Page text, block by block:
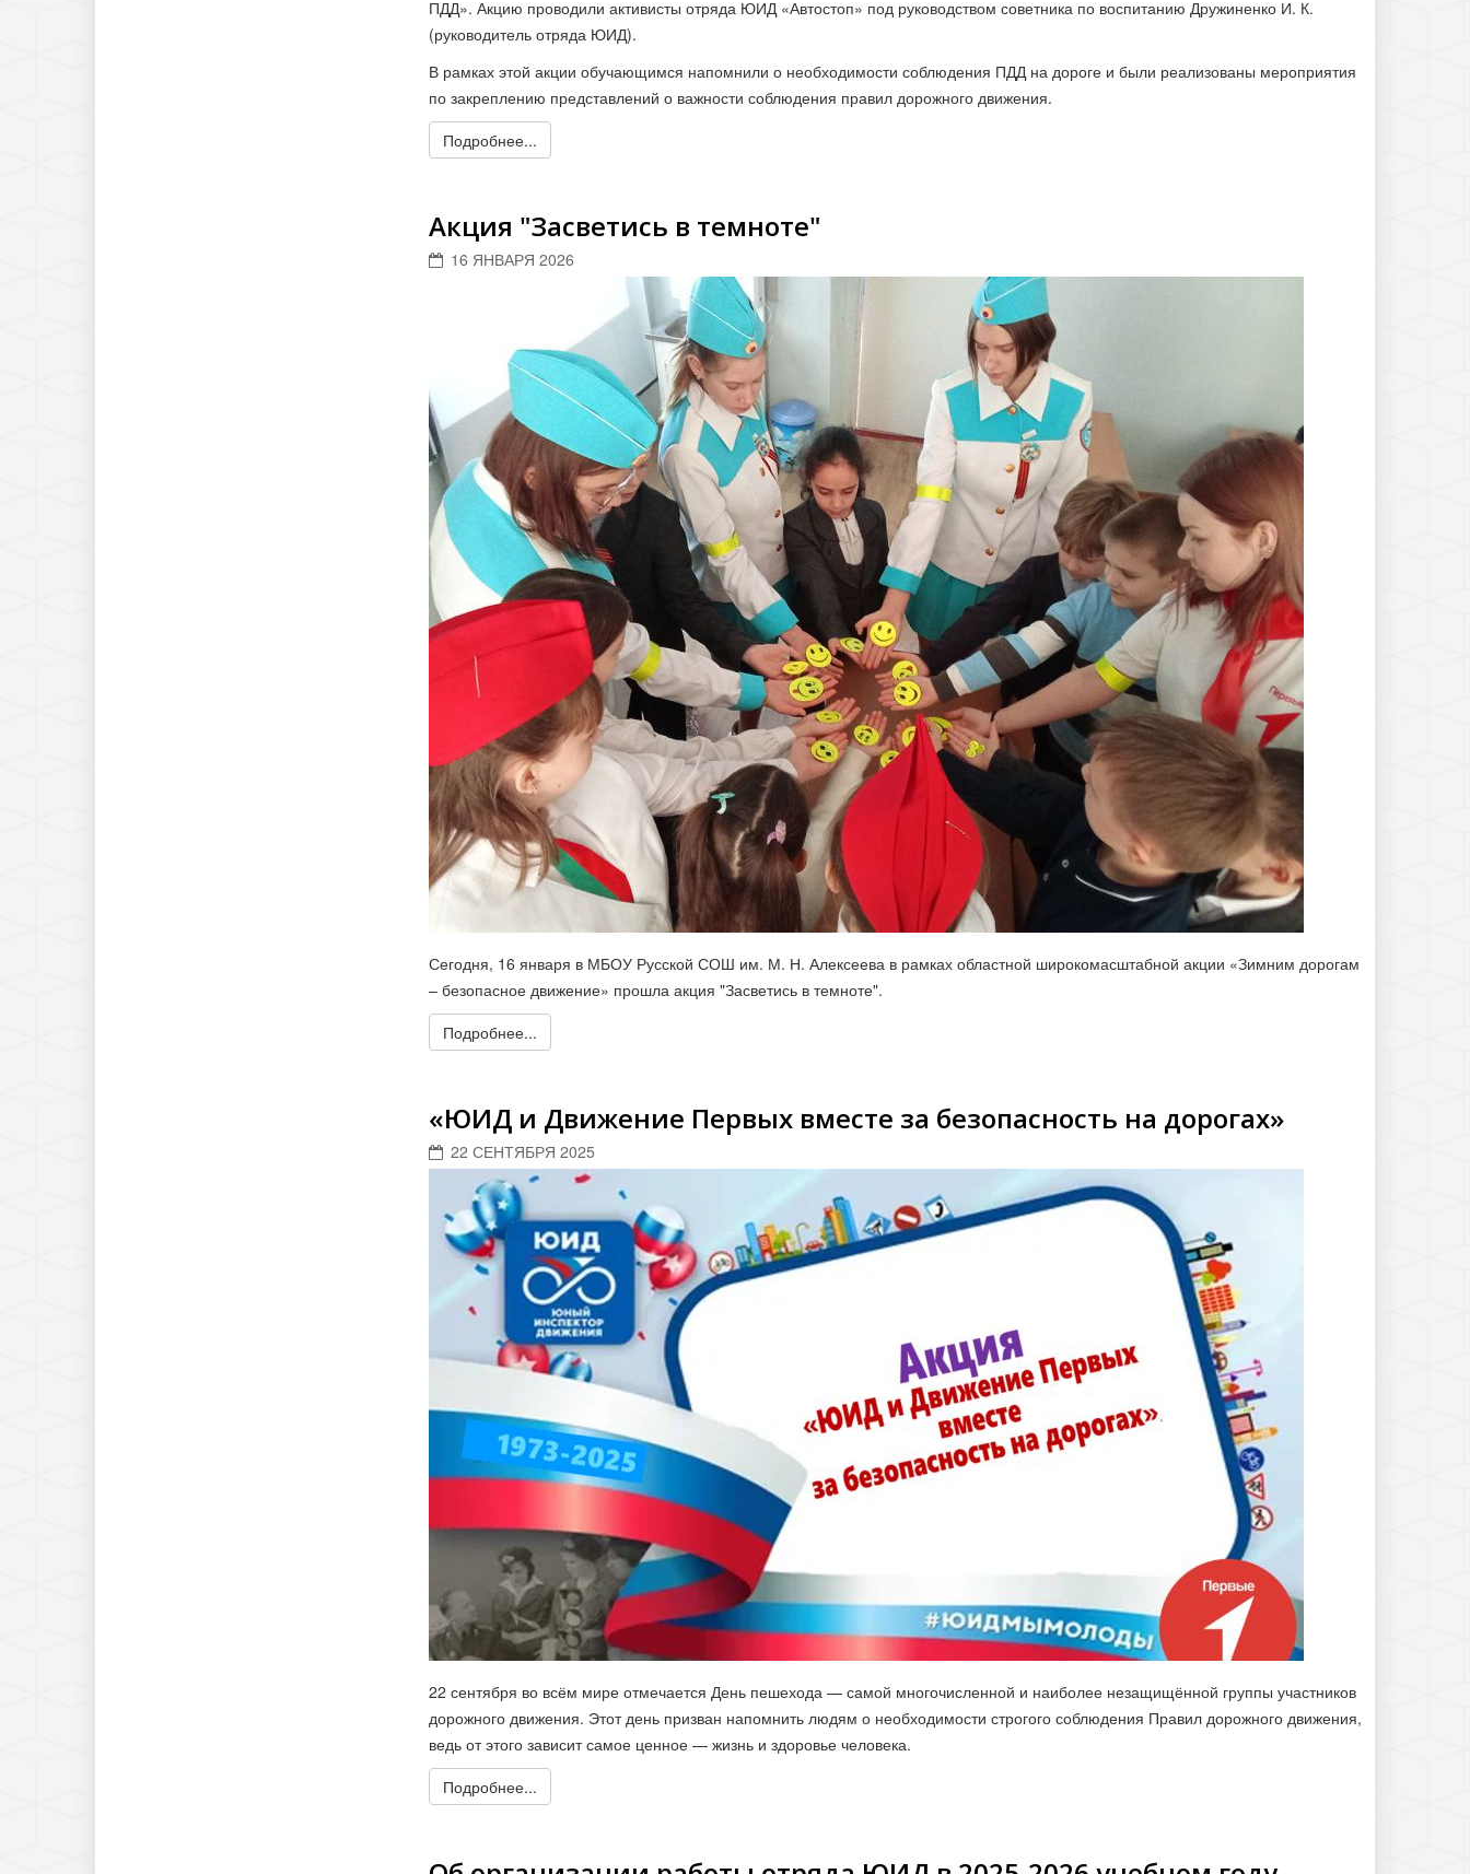
ПДД». Акцию проводили активисты отряда ЮИД «Автостоп» под руководством советника по воспитанию Дружиненко И. К.
(руководитель отряда ЮИД).
В рамках этой акции обучающимся напомнили о необходимости соблюдения ПДД на дороге и были реализованы мероприятия
по закреплению представлений о важности соблюдения правил дорожного движения.
Подробнее...
Акция "Засветись в темноте"
16 ЯНВАРЯ 2026
Сегодня, 16 января в МБОУ Русской СОШ им. М. Н. Алексеева в рамках областной широкомасштабной акции «Зимним дорогам
– безопасное движение» прошла акция "Засветись в темноте".
Подробнее...
«ЮИД и Движение Первых вместе за безопасность на дорогах»
22 СЕНТЯБРЯ 2025
22 сентября во всём мире отмечается День пешехода — самой многочисленной и наиболее незащищённой группы участников
дорожного движения. Этот день призван напомнить людям о необходимости строгого соблюдения Правил дорожного движения,
ведь от этого зависит самое ценное — жизнь и здоровье человека.
Подробнее...